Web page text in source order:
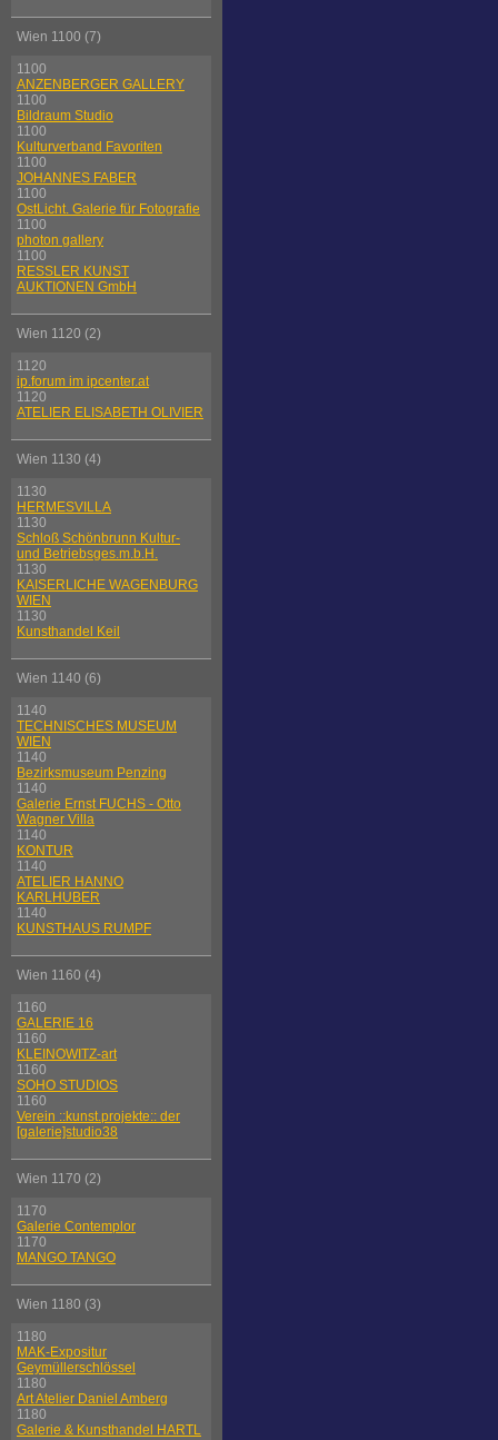
Wien 1100 (7)
1100
ANZENBERGER GALLERY
1100
Bildraum Studio
1100
Kulturverband Favoriten
1100
JOHANNES FABER
1100
OstLicht. Galerie für Fotografie
1100
photon gallery
1100
RESSLER KUNST
AUKTIONEN GmbH
Wien 1120 (2)
1120
ip.forum im ipcenter.at
1120
ATELIER ELISABETH OLIVIER
Wien 1130 (4)
1130
HERMESVILLA
1130
Schloß Schönbrunn Kultur-
und Betriebsges.m.b.H.
1130
KAISERLICHE WAGENBURG
WIEN
1130
Kunsthandel Keil
Wien 1140 (6)
1140
TECHNISCHES MUSEUM
WIEN
1140
Bezirksmuseum Penzing
1140
Galerie Ernst FUCHS - Otto
Wagner Villa
1140
KONTUR
1140
ATELIER HANNO
KARLHUBER
1140
KUNSTHAUS RUMPF
Wien 1160 (4)
1160
GALERIE 16
1160
KLEINOWITZ-art
1160
SOHO STUDIOS
1160
Verein ::kunst.projekte:: der
[galerie]studio38
Wien 1170 (2)
1170
Galerie Contemplor
1170
MANGO TANGO
Wien 1180 (3)
1180
MAK-Expositur
Geymüllerschlössel
1180
Art Atelier Daniel Amberg
1180
Galerie & Kunsthandel HARTL